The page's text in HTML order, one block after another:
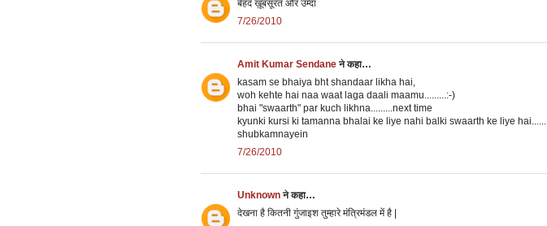
बेहद ख़ूबसूरत और उम्दा
7/26/2010
Amit Kumar Sendane ने कहा…
kasam se bhaiya bht shandaar likha hai,
woh kehte hai naa waat laga daali maamu.........:-)
bhai "swaarth" par kuch likhna.........next time
kyunki kursi ki tamanna bhalai ke liye nahi balki swaarth ke liye hai......
shubkamnayein
7/26/2010
Unknown ने कहा…
देखना है कितनी गुंजाइश तुम्हारे मंत्रिमंडल में है |